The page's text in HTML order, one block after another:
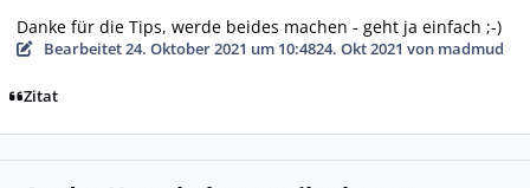
Danke für die Tips, werde beides machen - geht ja einfach ;-)
Bearbeitet24. Oktober 2021 um 10:4824. Okt 2021 von madmud
Zitat